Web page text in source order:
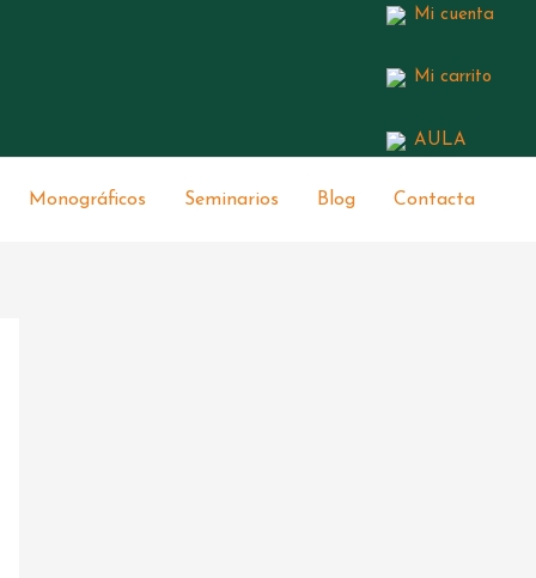
Mi cuenta
Mi carrito
AULA
Monográficos Seminarios Blog Contacta